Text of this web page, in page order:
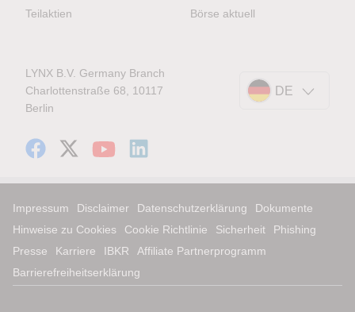
Teilaktien Börse aktuell
LYNX B.V. Germany Branch
Charlottenstraße 68, 10117
Berlin
DE
Impressum Disclaimer Datenschutzerklärung
Dokumente
Hinweise zu Cookies
Cookie Richtlinie Sicherheit
Phishing
Presse
Karriere IBKR
Affiliate Partnerprogramm
Barrierefreiheitserklärung